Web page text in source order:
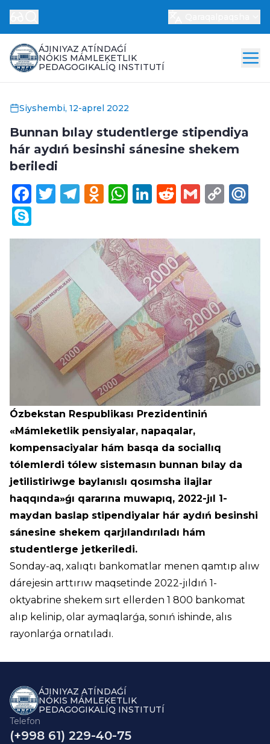
ÁJINIYAZ ATÍNDAǴÍ
NÓKIS MÁMLEKETLIK
PEDAGOGIKALÍQ INSTITUTÍ
Siyshembi, 12-aprel 2022
Bunnan bılay studentlerge stipendiya
hár aydıń besinshi sánesine shekem
beriledi
Facebook
Twitter
Telegram
Odnoklassniki
WhatsApp
LinkedIn
Reddit
Gmail
Ózbekstan Respublikası Prezidentiniń
«Mámleketlik pensiyalar, napaqalar,
kompensaciyalar hám basqa da sociallıq
tólemlerdi tólew sistemasın bunnan bılay da
jetilistiriwge baylanıslı qosımsha ilajlar
haqqında»ǵı qararına muwapıq, 2022-jıl 1-
maydan baslap stipendiyalar hár aydıń besinshi
sánesine shekem qarjılandırıladı hám
studentlerge jetkeriledi.
Sonday-aq, xalıqtı bankomatlar menen qamtıp alıw
dárejesin arttırıw maqsetinde 2022-jıldıń 1-
oktyabrine shekem sırt ellerden 1 800 bankomat
alıp kelinip, olar aymaqlarǵa, sonıń ishinde, alıs
rayonlarǵa ornatıladı.
ÁJINIYAZ ATÍNDAǴÍ
NÓKIS MÁMLEKETLIK
PEDAGOGIKALÍQ INSTITUTÍ
Telefon
(+998 61) 229-40-75